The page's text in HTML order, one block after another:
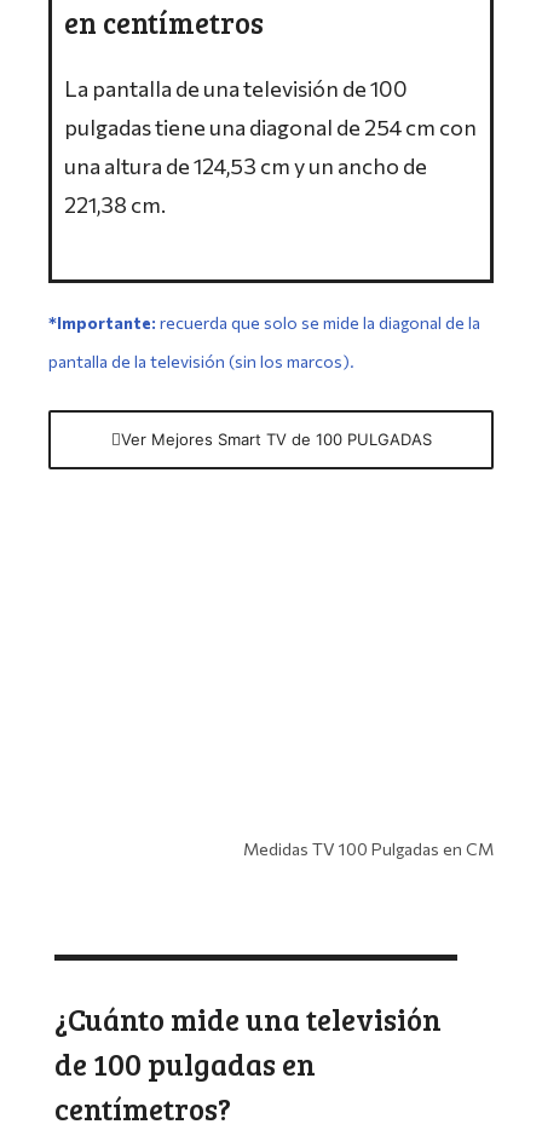
en centímetros
La pantalla de una televisión de 100
pulgadas tiene una diagonal de 254 cm con
una altura de 124,53 cm y un ancho de
221,38 cm.
*Importante: recuerda que solo se mide la diagonal de la
pantalla de la televisión (sin los marcos).
Ver Mejores Smart TV de 100 PULGADAS
Medidas TV 100 Pulgadas en CM
¿Cuánto mide una televisión
de 100 pulgadas en
centímetros?